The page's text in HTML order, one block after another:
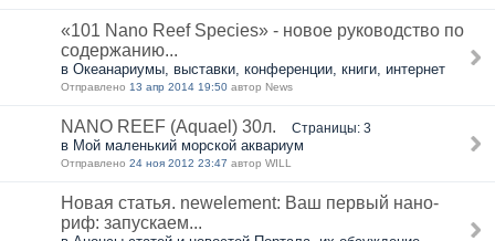
«101 Nano Reef Species» - новое руководство по
содержанию...
в Океанариумы, выставки, конференции, книги, интернет
Отправлено 13 апр 2014 19:50 автор News
NANO REEF (Aquael) 30л. Страницы: 3
в Мой маленький морской аквариум
Отправлено 24 ноя 2012 23:47 автор WILL
Новая статья. newelement: Ваш первый нано-
риф: запускаем...